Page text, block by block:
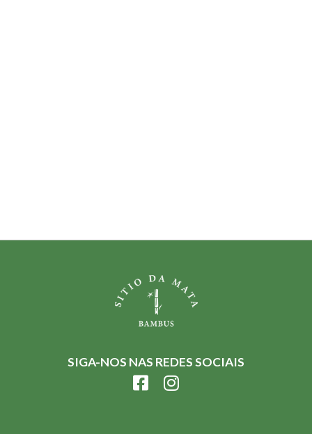
SIGA-NOS NAS REDES SOCIAIS